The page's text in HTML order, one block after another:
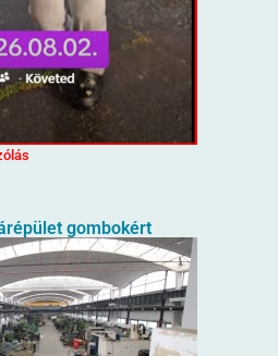
gombokért